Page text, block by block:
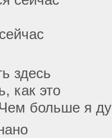
здесь
как это
больше я